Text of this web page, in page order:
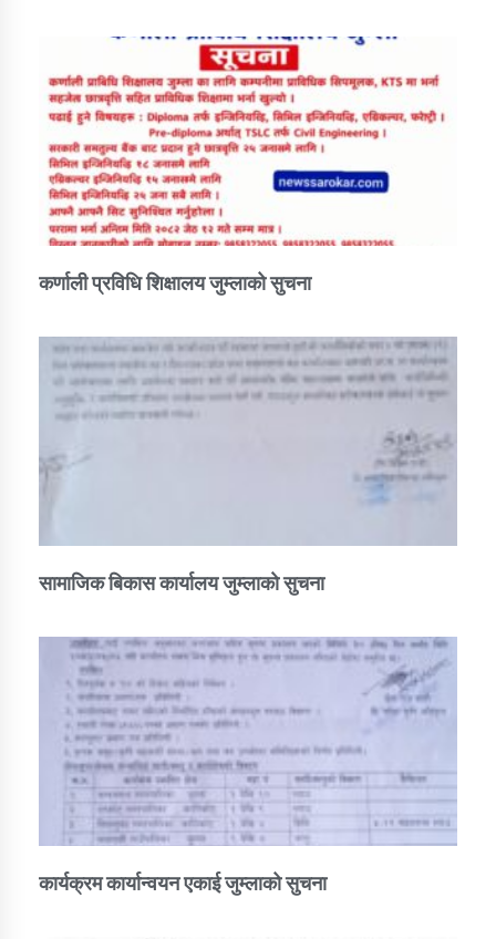
तातोपानी गाउँपालिका जुम्लाको सूचना
कर्णाली प्रविधि शिक्षालय जुम्लाको सुचना
सामाजिक बिकास कार्यालय जुम्लाकाे सुचना
कार्यक्रम कार्यान्वयन एकाई जुम्लाको सुचना